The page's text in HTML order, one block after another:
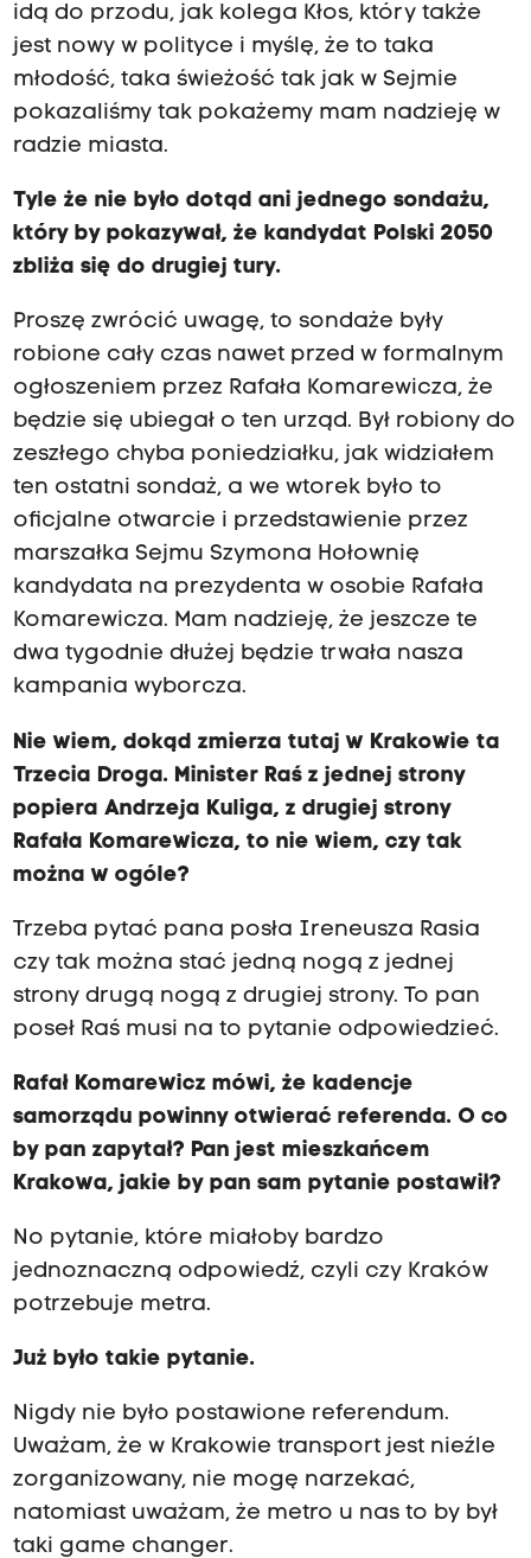
idą do przodu, jak kolega Kłos, który także
jest nowy w polityce i myślę, że to taka
młodość, taka świeżość tak jak w Sejmie
pokazaliśmy tak pokażemy mam nadzieję w
radzie miasta.
Tyle że nie było dotąd ani jednego sondażu,
który by pokazywał, że kandydat Polski 2050
zbliża się do drugiej tury.
Proszę zwrócić uwagę, to sondaże były
robione cały czas nawet przed w formalnym
ogłoszeniem przez Rafała Komarewicza, że
będzie się ubiegał o ten urząd. Był robiony do
zeszłego chyba poniedziałku, jak widziałem
ten ostatni sondaż, a we wtorek było to
oficjalne otwarcie i przedstawienie przez
marszałka Sejmu Szymona Hołownię
kandydata na prezydenta w osobie Rafała
Komarewicza. Mam nadzieję, że jeszcze te
dwa tygodnie dłużej będzie trwała nasza
kampania wyborcza.
Nie wiem, dokąd zmierza tutaj w Krakowie ta
Trzecia Droga. Minister Raś z jednej strony
popiera Andrzeja Kuliga, z drugiej strony
Rafała Komarewicza, to nie wiem, czy tak
można w ogóle?
Trzeba pytać pana posła Ireneusza Rasia
czy tak można stać jedną nogą z jednej
strony drugą nogą z drugiej strony. To pan
poseł Raś musi na to pytanie odpowiedzieć.
Rafał Komarewicz mówi, że kadencje
samorządu powinny otwierać referenda. O co
by pan zapytał? Pan jest mieszkańcem
Krakowa, jakie by pan sam pytanie postawił?
No pytanie, które miałoby bardzo
jednoznaczną odpowiedź, czyli czy Kraków
potrzebuje metra.
Już było takie pytanie.
Nigdy nie było postawione referendum.
Uważam, że w Krakowie transport jest nieźle
zorganizowany, nie mogę narzekać,
natomiast uważam, że metro u nas to by był
taki game changer.